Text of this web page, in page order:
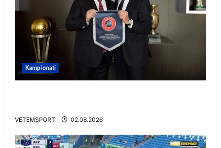
Kampionati
VETEMSPORT 02.08.2026